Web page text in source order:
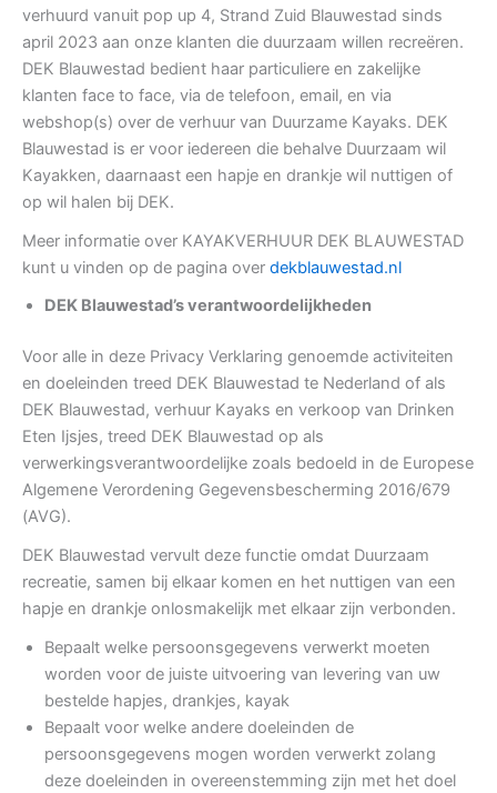
verhuurd vanuit pop up 4, Strand Zuid Blauwestad sinds
april 2023 aan onze klanten die duurzaam willen recreëren.
DEK Blauwestad bedient haar particuliere en zakelijke
klanten face to face, via de telefoon, email, en via
webshop(s) over de verhuur van Duurzame Kayaks. DEK
Blauwestad is er voor iedereen die behalve Duurzaam wil
Kayakken, daarnaast een hapje en drankje wil nuttigen of
op wil halen bij DEK.
Meer informatie over KAYAKVERHUUR DEK BLAUWESTAD
kunt u vinden op de pagina over dekblauwestad.nl
DEK Blauwestad’s verantwoordelijkheden
Voor alle in deze Privacy Verklaring genoemde activiteiten
en doeleinden treed DEK Blauwestad te Nederland of als
DEK Blauwestad, verhuur Kayaks en verkoop van Drinken
Eten Ijsjes, treed DEK Blauwestad op als
verwerkingsverantwoordelijke zoals bedoeld in de Europese
Algemene Verordening Gegevensbescherming 2016/679
(AVG).
DEK Blauwestad vervult deze functie omdat Duurzaam
recreatie, samen bij elkaar komen en het nuttigen van een
hapje en drankje onlosmakelijk met elkaar zijn verbonden.
Bepaalt welke persoonsgegevens verwerkt moeten
worden voor de juiste uitvoering van levering van uw
bestelde hapjes, drankjes, kayak
Bepaalt voor welke andere doeleinden de
persoonsgegevens mogen worden verwerkt zolang
deze doeleinden in overeenstemming zijn met het doel